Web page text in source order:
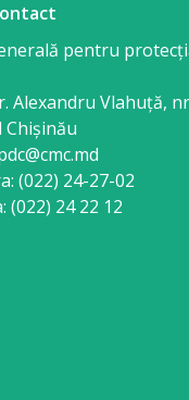
pentru
Alexandru Vlahuţă,
(022) 24-27-02
(022) 24 22 12